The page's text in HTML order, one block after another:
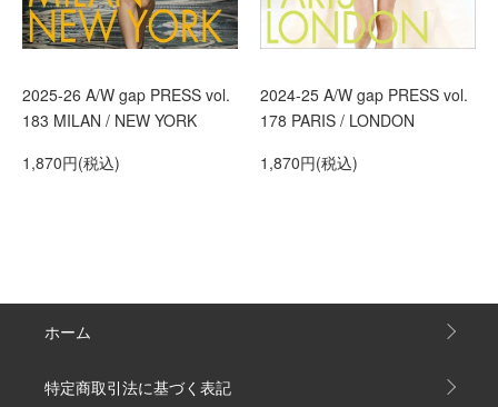
2025-26 A/W gap PRESS vol.
183 MILAN / NEW YORK
1,870円(税込)
2024-25 A/W gap PRESS vol.
178 PARIS / LONDON
1,870円(税込)
ホーム
特定商取引法に基づく表記